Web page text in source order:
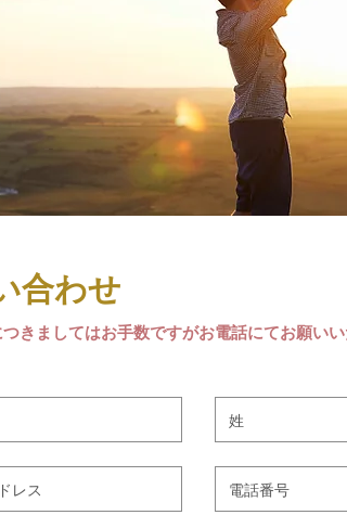
合わせ
きましてはお手数ですがお電話にてお願いい